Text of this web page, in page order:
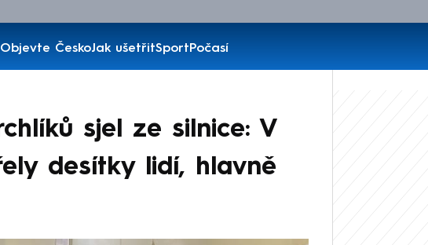
Objevte ČeskoJak ušetřitSportPočasí
sjel ze silnice: V
desítky lidí, hlavně